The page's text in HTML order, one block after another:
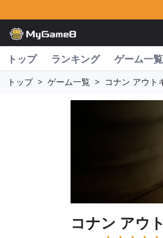
トップ ランキング ゲーム一覧
トップ > ゲーム一覧 > コナン アウト
コナン アウ